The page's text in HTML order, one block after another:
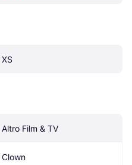
XS
Altro Film & TV
Clown